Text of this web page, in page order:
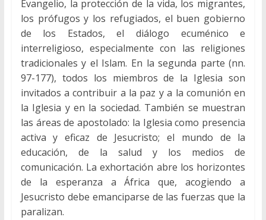
Evangelio, la protección de la vida, los migrantes,
los prófugos y los refugiados, el buen gobierno
de los Estados, el diálogo ecuménico e
interreligioso, especialmente con las religiones
tradicionales y el Islam. En la segunda parte (nn.
97-177), todos los miembros de la Iglesia son
invitados a contribuir a la paz y a la comunión en
la Iglesia y en la sociedad. También se muestran
las áreas de apostolado: la Iglesia como presencia
activa y eficaz de Jesucristo; el mundo de la
educación, de la salud y los medios de
comunicación. La exhortación abre los horizontes
de la esperanza a África que, acogiendo a
Jesucristo debe emanciparse de las fuerzas que la
paralizan.